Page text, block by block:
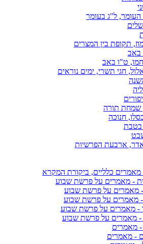
ל"ג בעומר
תקופת בין המצרים
ט"ו באב
חגי תשרי, ימים נוראים
שמחת תורה
חנוכה
ארבעת הפרשיות
כלליים, ביקורת המקרא
- מאמרים על פרשת שבוע
מאמרים על פרשת שבוע
- מאמרים על פרשת שבוע
- מאמרים על פרשת שבוע
- מאמרים על פרשת שבוע
- מאמרים
- מאמרים